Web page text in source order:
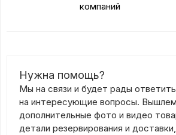
компаний
Нужна помощь?
Мы на связи и будет рады ответить
на интересующие вопросы. Вышлем
дополнительные фото и видео
детали резервирования и